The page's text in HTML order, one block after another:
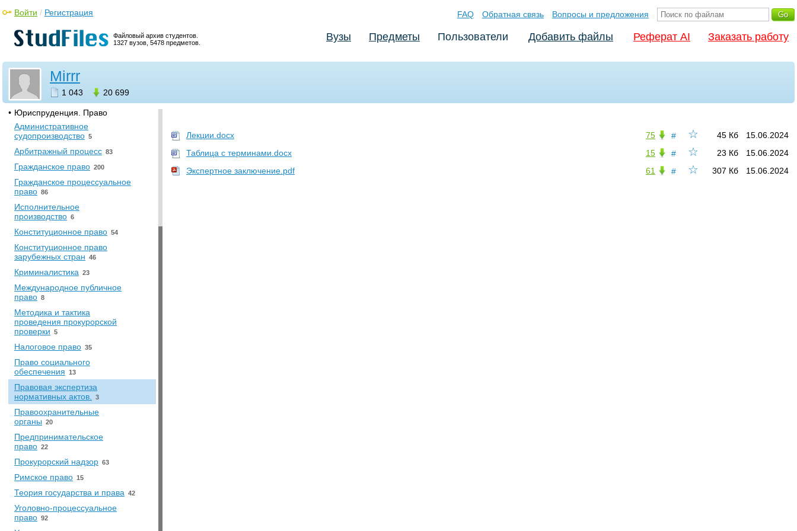
Файловый архив студентов.
1327 вузов, 5478 предметов.
Войти / Регистрация FAQ Обратная связь Вопросы и предложения
Вузы Предметы Пользователи Добавить файлы Реферат AI Заказать работу
Mirrr
1 043 20 699
[НЕСОРТИРОВАННОЕ]
10
Аттестация 34
Производственная практика
Учебная практика
• Юриспруденция. Право
Административное
судопроизводство 5
Арбитражный процесс 83
Гражданское право 200
Гражданское процессуальное
право 86
Исполнительное
производство 6
Конституционное право 54
Конституционное право
зарубежных стран 46
Криминалистика 23
Международное публичное
право 8
Методика и тактика
проведения прокурорской
проверки 5
Налоговое право 35
Право социального
обеспечения 13
Правовая экспертиза
нормативных актов.
3
Правоохранительные
органы 20
Предпринимательское
право 22
Прокурорский надзор 63
Римское право 15
Теория государства и права 42
Уголовно-процессуальное
право 92
☆
# 15.06.2024
45 Кб
75
Лекции.docx
☆
# 15.06.2024
23 Кб
15
Таблица с терминами.docx
☆
# 15.06.2024
307 Кб
61
Экспертное заключение.pdf